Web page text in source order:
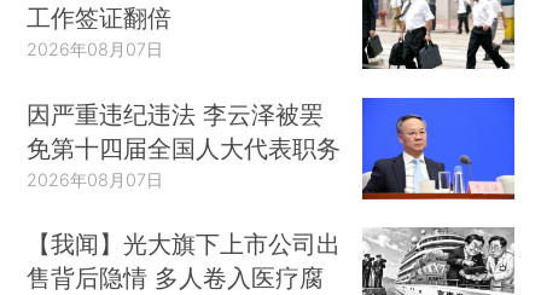
工作签证翻倍
2026年08月07日
因严重违纪违法 李云泽被罢
免第十四届全国人大代表职务
2026年08月07日
【我闻】光大旗下上市公司出
售背后隐情 多人卷入医疗腐